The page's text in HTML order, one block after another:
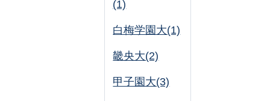
(1)
白梅学園大(1)
畿央大(2)
甲子園大(3)